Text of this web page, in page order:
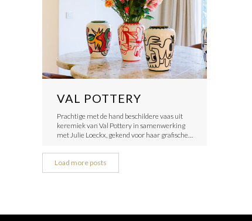
VAL POTTERY
Prachtige met de hand beschildere vaas uit
keremiek van Val Pottery in samenwerking
met Julie Loeckx, gekend voor haar grafische…
Load more posts